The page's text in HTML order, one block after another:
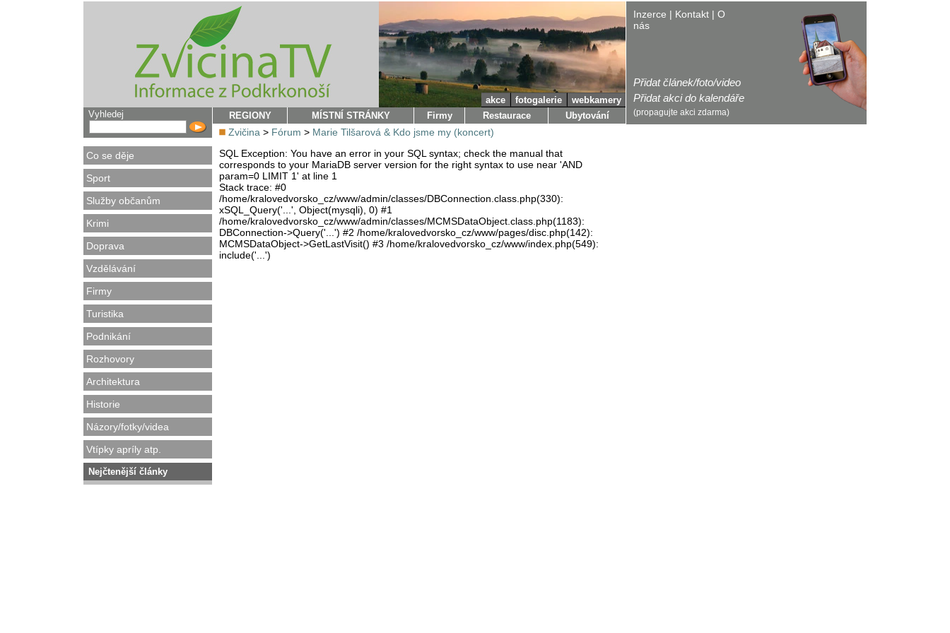
Vyhledej
Co se děje
Sport
Služby občanům
Krimi
Doprava
Vzdělávání
Firmy
Turistika
Podnikání
Rozhovory
Architektura
Historie
Názory/fotky/videa
Vtípky apríly atp.
Nejčtenější články
Inzerce | Kontakt | O
nás
Přidat článek/foto/video
Přidat akci do kalendáře
(propagujte akci zdarma)
akce fotogalerie
webkamery
REGIONY
MÍSTNÍ STRÁNKY Firmy Restaurace Ubytování
Zvičina > Fórum > Marie Tilšarová & Kdo jsme my (koncert)
SQL Exception: You have an error in your SQL syntax; check the manual that
corresponds to your MariaDB server version for the right syntax to use near 'AND
param=0 LIMIT 1' at line 1
Stack trace: #0
/home/kralovedvorsko_cz/www/admin/classes/DBConnection.class.php(330):
xSQL_Query('...', Object(mysqli), 0) #1
/home/kralovedvorsko_cz/www/admin/classes/MCMSDataObject.class.php(1183):
DBConnection->Query('...') #2 /home/kralovedvorsko_cz/www/pages/disc.php(142):
MCMSDataObject->GetLastVisit() #3 /home/kralovedvorsko_cz/www/index.php(549):
include('...')